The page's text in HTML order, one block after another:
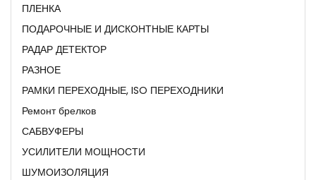
ПЛЕНКА
ПОДАРОЧНЫЕ И ДИСКОНТНЫЕ КАРТЫ
РАДАР ДЕТЕКТОР
РАЗНОЕ
РАМКИ ПЕРЕХОДНЫЕ, ISO ПЕРЕХОДНИКИ
Ремонт брелков
САБВУФЕРЫ
УСИЛИТЕЛИ МОЩНОСТИ
ШУМОИЗОЛЯЦИЯ